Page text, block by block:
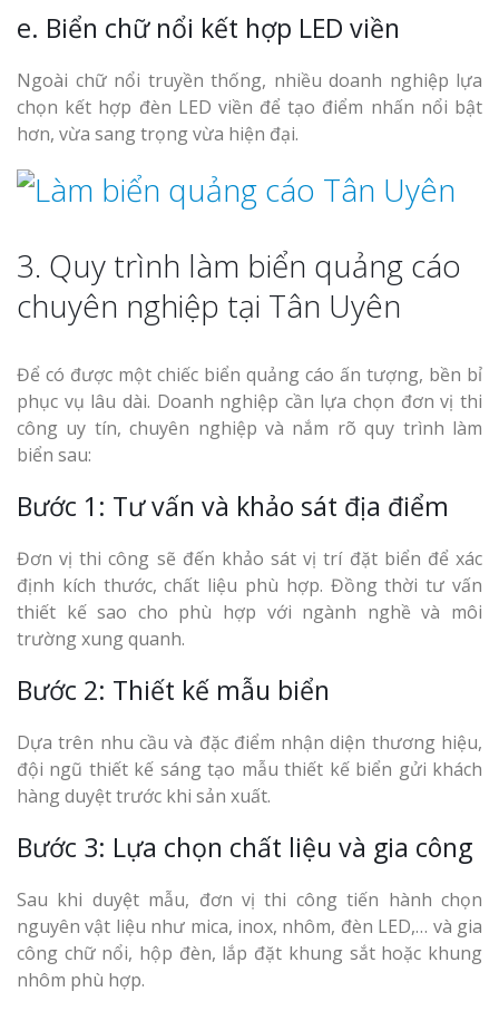
e. Biển chữ nổi kết hợp LED viền
Ngoài chữ nổi truyền thống, nhiều doanh nghiệp lựa
chọn kết hợp đèn LED viền để tạo điểm nhấn nổi bật
hơn, vừa sang trọng vừa hiện đại.
3. Quy trình làm biển quảng cáo
chuyên nghiệp tại Tân Uyên
Để có được một chiếc biển quảng cáo ấn tượng, bền bỉ
phục vụ lâu dài. Doanh nghiệp cần lựa chọn đơn vị thi
công uy tín, chuyên nghiệp và nắm rõ quy trình làm
biển sau:
Bước 1: Tư vấn và khảo sát địa điểm
Đơn vị thi công sẽ đến khảo sát vị trí đặt biển để xác
định kích thước, chất liệu phù hợp. Đồng thời tư vấn
thiết kế sao cho phù hợp với ngành nghề và môi
trường xung quanh.
Bước 2: Thiết kế mẫu biển
Dựa trên nhu cầu và đặc điểm nhận diện thương hiệu,
đội ngũ thiết kế sáng tạo mẫu thiết kế biển gửi khách
hàng duyệt trước khi sản xuất.
Bước 3: Lựa chọn chất liệu và gia công
Sau khi duyệt mẫu, đơn vị thi công tiến hành chọn
nguyên vật liệu như mica, inox, nhôm, đèn LED,… và gia
công chữ nổi, hộp đèn, lắp đặt khung sắt hoặc khung
nhôm phù hợp.